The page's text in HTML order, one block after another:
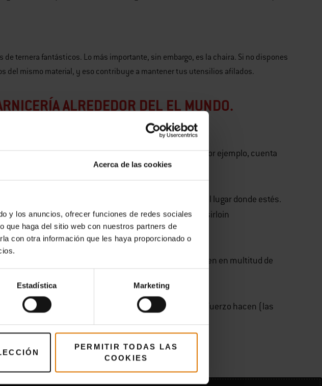
Acerca de las cookies
y los anuncios, ofrecer funciones de redes sociales
que haga del sitio web con nuestros partners de
con otra información que les haya proporcionado o
Estadística Marketing
PERMITIR TODAS LAS
COOKIES
ternera fantásticos. Lo más importante, sin embargo, es la chaira. Si no dispones
del mismo material, y eso contribuye a mantener tus utensilios afilados.
ALREDEDOR DEL EL MUNDO.
que en la mayoría de los demás países. Francia, por ejemplo, cuenta
referirse a partes distintas del animal dependiendo del lugar donde estés.
al porterhouse estadounidense, mientras que el sirloin
(cabeza), la pancia (falda) y el petto (pecho) se dividen en multitud de
encuentre un corte de las partes de la vaca que más esfuerzo hacen (las
tanto, mayor el precio.